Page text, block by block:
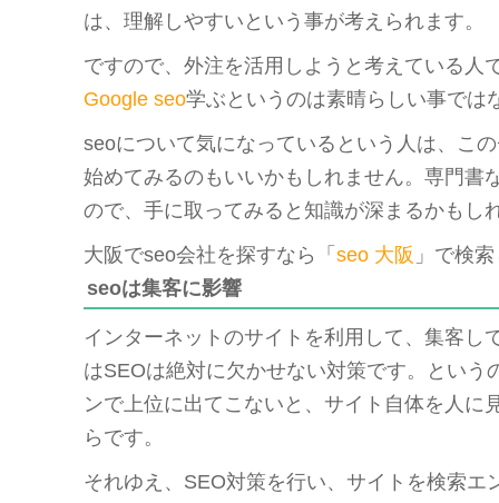
は、理解しやすいという事が考えられます。
ですので、外注を活用しようと考えている人
Google seo学ぶというのは素晴らしい事では
seoについて気になっているという人は、こ
始めてみるのもいいかもしれません。専門書
ので、手に取ってみると知識が深まるかもし
大阪でseo会社を探すなら「 seo 大阪 」で検
seoは集客に影響
インターネットのサイトを利用して、集客し
はSEOは絶対に欠かせない対策です。という
ンで上位に出てこないと、サイト自体を人に
らです。
それゆえ、SEO対策を行い、サイトを検索エ